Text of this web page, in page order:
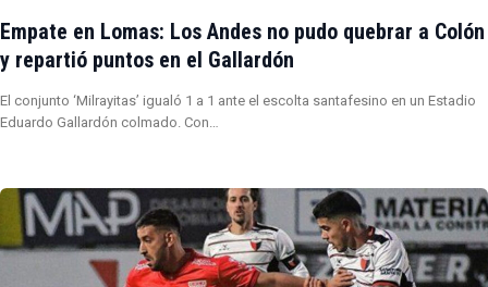
Empate en Lomas: Los Andes no pudo quebrar a Colón
y repartió puntos en el Gallardón
El conjunto ‘Milrayitas’ igualó 1 a 1 ante el escolta santafesino en un Estadio
Eduardo Gallardón colmado. Con…